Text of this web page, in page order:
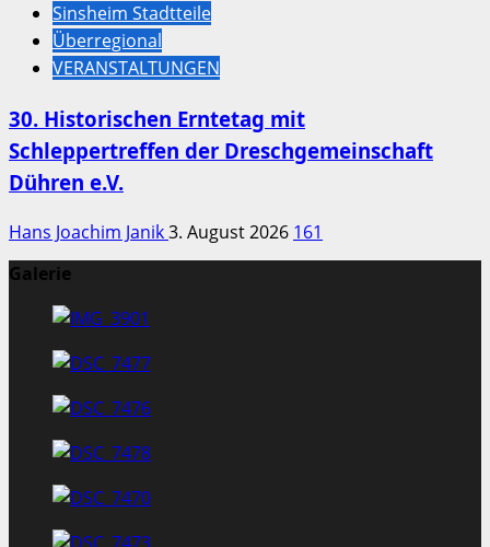
Sinsheim Stadtteile
Überregional
VERANSTALTUNGEN
30. Historischen Erntetag mit
Schleppertreffen der Dreschgemeinschaft
Dühren e.V.
Hans Joachim Janik3. August 2026 161
Galerie